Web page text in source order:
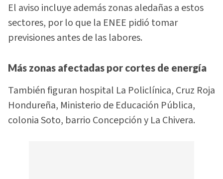
El aviso incluye además zonas aledañas a estos
sectores, por lo que la ENEE pidió tomar
previsiones antes de las labores.
Más zonas afectadas por cortes de energía
También figuran hospital La Policlínica, Cruz Roja
Hondureña, Ministerio de Educación Pública,
colonia Soto, barrio Concepción y La Chivera.